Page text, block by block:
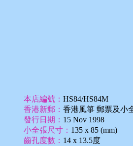
本店編號： HS84/HS84M
香港新郵： 香港風箏 郵票及小
發行日期： 15 Nov 1998
小全張尺寸： 135 x 85 (mm)
齒孔度數： 14 x 13.5度